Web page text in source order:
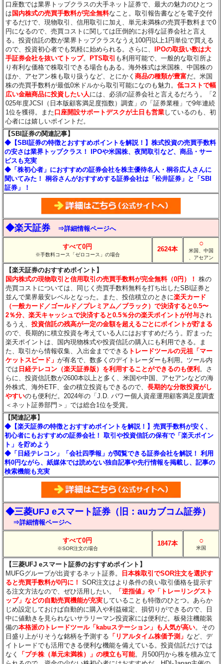
口座数では業界トップクラスの大手ネット証券で、最大の魅力のひとつ
は 国内株式の売買手数料が完全無料なこと。取引報告書などを電子交付
するだけで、現物取引、信用取引に加え、単元未満株の売買手数料まで0
円になるので、売買コストに関しては圧倒的にお得な証券会社と言え
る。投資信託の数が業界トップクラスなうえ100円以上1円単位で買える
ので、投資初心者でも気軽に始められる。さらに、
IPOの取扱い数は大
手証券会社を抜いてトップ。 PTS取引 も利用可能で、一般的な取引所よ
り有利な価格で株取引できる場合もある。海外株式は米国株、中国株の
ほか、アセアン株も取り扱うなど、とにかく商品の種類が豊富だ。米国
株の売買手数料が最低0米ドルから取引可能になのも魅力。低コストで幅
広い金融商品に投資したい人には、必須の証券会社と言えるだろう。「2
025年度JCSI（日本版顧客満足度指数）調査」の「証券業種」で9年連続
1位を獲得。また口座開設サポートデスクが土日も営業しているのも、初
心者には嬉しいポイントだ。
【SBI証券の関連記事】
◆【SBI証券の特徴とおすすめポイントを解説！】株式投資の売買手数料
の安さは業界トップクラス！ IPOや米国株、夜間取引など、商品・サー
ビスも充実
◆「株初心者」におすすめの証券会社を株主優待名人・桐谷広人さんに
聞いてみた！ 桐谷さんがおすすめする証券会社は「松井証券」と「SBI
証券」！
◆楽天証券 ⇒詳細情報ページへ
すべて0円
※手数料コース「ゼロコース」の場合
2624本
○
米国、中国
、アセアン
【楽天証券のおすすめポイント】
国内株式の現物取引と信用取引の売買手数料が完全無料（0円）！ 株の
売買コストについては、同じく売買手数料無料を打ち出したSBI証券と
並んで業界最安レベルとなった。また、投信積立のときに楽天カード
（一般カード／ゴールド／プレミアム／ブラック）で決済すると0.5〜
2％分、楽天キャッシュで決済すると0.5％分の楽天ポイントが付与され
るうえ、投資信託の残高が一定の金額を超えるごとにポイントが貯まる
ので、長期的に積立投資を考えている人にはおすすめだろう。貯まった
楽天ポイントは、国内現物株式や投資信託の購入にも利用できる。ま
た、取引から情報収集、入出金までできる トレードツールの元祖「マー
ケットスピード」が有名で、数多くのデイトレーダーも利用。ツール内
では 日経テレコン（楽天証券版）を利用することができるのも便利 。さ
らに、投資信託数が2600本以上と多く、米国や中国、アセアンなどの海
外株式、海外ETF、金の積立投資もできるので、長期的な分散投資がし
やすいのも便利だ。2024年の「J.D. パワー個人資産運用顧客満足度調査
＜ネット証券部門＞」では総合1位を受賞。
【関連記事】
◆【楽天証券の特徴とおすすめポイントを解説！】売買手数料が安く、
初心者にもおすすめの証券会社！ 取引や投資信託の保有で「楽天ポイン
ト」を貯めよう
◆「日経テレコン」「会社四季報」が閲覧できる証券会社を解説！ 利用
料0円ながら、紙媒体では読めない独自記事や先行情報を掲載し、記事の
検索機能も充実
◆三菱UFJ eスマート証券（旧：auカブコム証券）
⇒詳細情報ページへ
すべて0円
※SOR注文の場合
1847本 ○
米国
【三菱UFJ eスマート証券のおすすめポイント】
MUFGグループが出資するネット証券。
日本株取引でSOR注文を選択す
ると売買手数料が0円に！ SOR注文はより条件の良い取引価格を提示す
る注文方法なので、ぜひ活用したい。
「逆指値」や「トレーリングスト
ップ」などの自動売買機能が充実していることも特徴のひとつ。あらか
じめ設定しておけば自動的に購入や利益確定、損切りができるので、日
中に値動きを見られないサラリーマン投資家には便利だ。板発注機能装
備の本格派のトレードツール「kabuステーション」も人気が高い。その
日盛り上がりそうな銘柄を予測する 「リアルタイム株価予測」 など、デ
イトレードでも活用できる便利な機能を備えている。投資信託だけでは
なく
「プチ株（単元未満株）」の積立も可能。月500円から株を積み立て